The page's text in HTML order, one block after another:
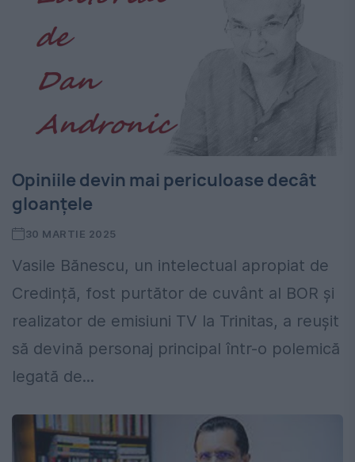
Opiniile devin mai periculoase decât
gloanțele
30 MARTIE 2025
Vasile Bănescu, un intelectual apropiat de
Credință, fost purtător de cuvânt al BOR și
realizator de emisiuni TV la Trinitas, a reușit
să devină personaj principal într-o polemică
legată de...